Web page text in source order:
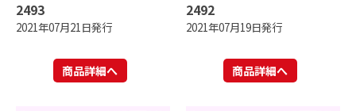
2493
2021年07月21日発行
商品詳細へ
2492
2021年07月19日発行
商品詳細へ